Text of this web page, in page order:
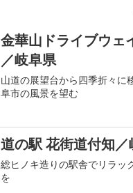
金華山ドライブウェ
／岐阜県
山道の展望台から四季折々に
阜市の風景を望む
道の駅 花街道付知
総ヒノキ造りの駅舎でリラッ
を